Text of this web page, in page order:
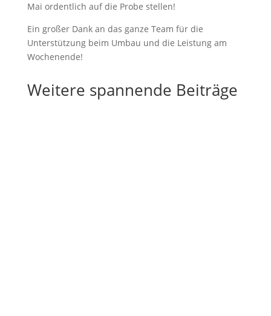
Mai ordentlich auf die Probe stellen!
Ein großer Dank an das ganze Team für die
Unterstützung beim Umbau und die Leistung am
Wochenende!
Weitere spannende Beiträge